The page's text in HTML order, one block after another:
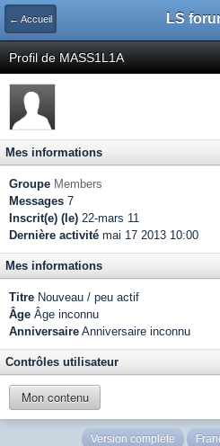
← Accueil LS
Profil de MASS1L1A
Mes informations
Groupe Members
Messages 7
Inscrit(e) (le) 22-mars 11
Dernière activité mai 17 2013 10:00
Mes informations
Titre Nouveau / peu actif
Âge Âge inconnu
Anniversaire Anniversaire inconnu
Contrôles utilisateur
Mon contenu
Version complète